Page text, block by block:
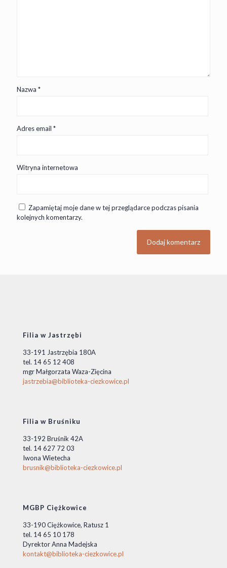
Nazwa *
Adres email *
Witryna internetowa
Zapamiętaj moje dane w tej przeglądarce podczas pisania
kolejnych komentarzy.
Filia w Jastrzębi
33-191 Jastrzębia 180A
tel. 14 65 12 408
mgr Małgorzata Waza-Zięcina
jastrzebia@biblioteka-ciezkowice.pl
Filia w Bruśniku
33-192 Bruśnik 42A
tel. 14 627 72 03
Iwona Wietecha
brusnik@biblioteka-ciezkowice.pl
MGBP Ciężkowice
33-190 Ciężkowice, Ratusz 1
tel. 14 65 10 178
Dyrektor Anna Madejska
kontakt@biblioteka-ciezkowice.pl